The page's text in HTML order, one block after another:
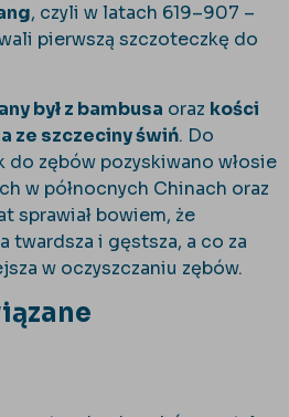
, czyli w latach 619–907 –
pierwszą szczoteczkę do
był z bambusa oraz kości
ze szczeciny świń. Do
zębów pozyskiwano włosie
w północnych Chinach oraz
sprawiał bowiem, że
twardsza i gęstsza, a co za
w oczyszczaniu zębów.